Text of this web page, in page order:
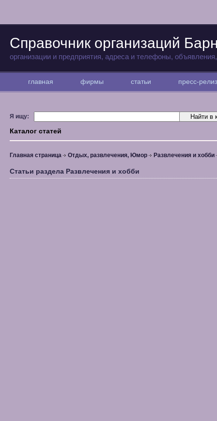
Справочник организаций
организации и предприятия, адреса и телефоны,
главная фирмы статьи пресс-
Я ищу:
Каталог статей
Главная страница Отдых, развлечения, Юмор Развлечения и хобби
Статьи раздела Развлечения и хобби